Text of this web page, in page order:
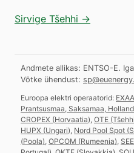
Sirvige Tšehhi →
Andmete allikas: ENTSO-E.
Võtke ühendust:
Euroopa elektri operaatorid: EXAA
Prantsusmaa, Saksamaa,
CROPEX (Horvaatia) OTE (Tšehhi
HUPX (Ungari) Nord Pool Spot (
(Poola) OPCOM (Rumeenia)